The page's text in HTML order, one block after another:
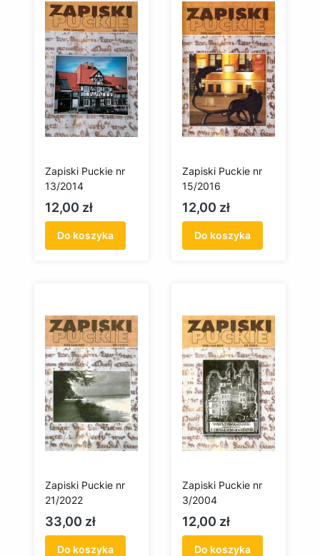
Zapiski Puckie nr
13/2014
Cena
12,00 zł
Do koszyka
Zapiski Puckie nr
15/2016
Cena
12,00 zł
Do koszyka
Zapiski Puckie nr
21/2022
Cena
33,00 zł
Do koszyka
Zapiski Puckie nr
3/2004
Cena
12,00 zł
Do koszyka